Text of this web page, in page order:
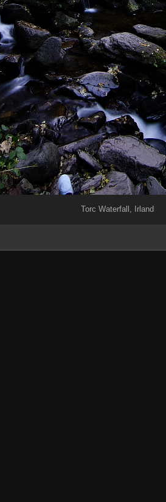
Torc Waterfall, Irland